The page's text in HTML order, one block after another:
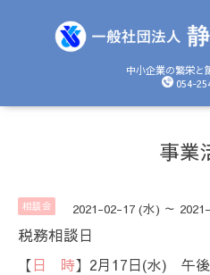
中小企業の繁栄と
054-
事業
相談会 2021-02-17 (水) ～
税務相談日
【日 時】2月17日(水) 午